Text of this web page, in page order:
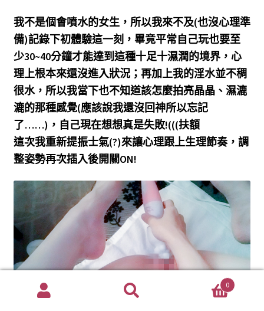
我不是個會噴水的女生，所以我來不及(也沒心理準
備)記錄下初體驗這一刻，畢竟平常自己玩也要至
少30~40分鐘才能達到這種十足十濕潤的境界，心
理上根本來還沒進入狀況；再加上我的淫水並不稠
很水，所以我當下也不知道該怎麼拍亮晶晶、濕漉
漉的那種感覺(應該說我還沒回神所以忘記
了……)，自己現在想想真是失敗!(((扶額
這次我重新提振士氣(?)來讓心理跟上生理節奏，調
整姿勢再次插入後開關ON!
0